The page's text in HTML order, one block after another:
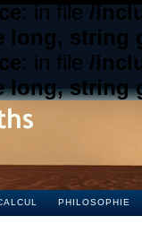
: in file/
long, string
: in file /
long, string
PHILOSOPHIE